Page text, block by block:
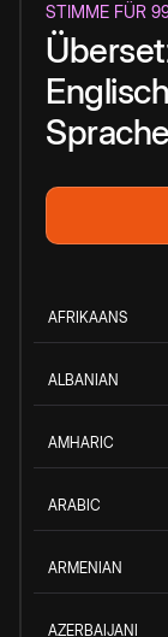
STIMME FÜR
AFRIKAANS
ALBANIAN
AMHARIC
ARABIC
ARMENIAN
AZERBAIJANI